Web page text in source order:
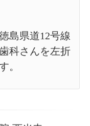
島県道12号線
科さんを左折
。